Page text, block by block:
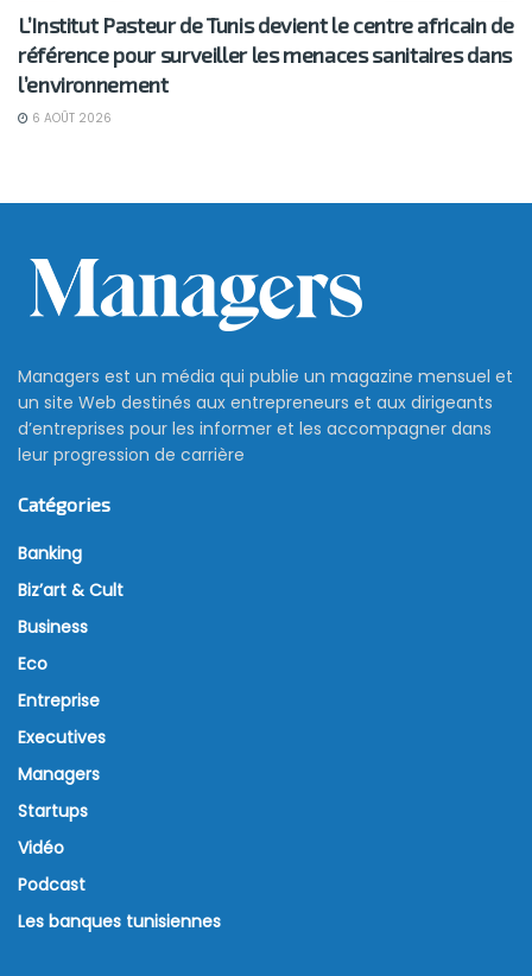
L’Institut Pasteur de Tunis devient le centre africain de
référence pour surveiller les menaces sanitaires dans
l’environnement
6 AOÛT 2026
Managers est un média qui publie un magazine mensuel et
un site Web destinés aux entrepreneurs et aux dirigeants
d’entreprises pour les informer et les accompagner dans
leur progression de carrière
Catégories
Banking
Biz’art & Cult
Business
Eco
Entreprise
Executives
Managers
Startups
Vidéo
Podcast
Les banques tunisiennes